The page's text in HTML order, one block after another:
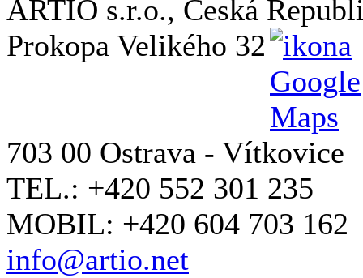
ARTIO s.r.o., Česká
Prokopa Velikého 32
703 00 Ostrava - Vítkovice
TEL.: +420 552 301 235
MOBIL: +420 604 703 162
info@artio.net